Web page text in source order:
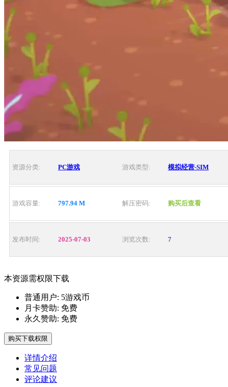
资源分类: PC游戏 游戏类型: 模拟经营-SIM
游戏容量: 797.94 M 解压密码: 购买后查看
发布时间: 2025-07-03 浏览次数: 7
本资源需权限下载
普通用户: 5游戏币
月卡赞助: 免费
永久赞助: 免费
购买下载权限
详情介绍
常见问题
评论建议